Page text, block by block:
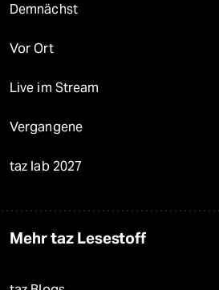
Demnächst
Vor Ort
Live im Stream
Vergangene
taz lab 2027
Mehr taz Lesestoff